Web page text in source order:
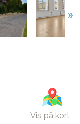
Vis på kort